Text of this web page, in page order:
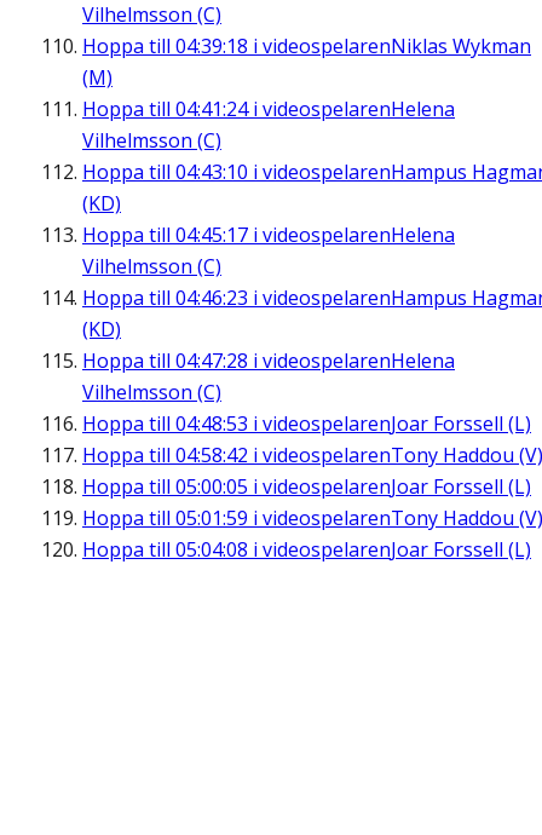
Vilhelmsson (C)
Hoppa till 04:39:18 i videospelarenNiklas Wykman
(M)
Hoppa till 04:41:24i videospelarenHelena
Vilhelmsson (C)
Hoppa till 04:43:10 i videospelarenHampus
(KD)
Hoppa till 04:45:17 i videospelarenHelena
Vilhelmsson (C)
Hoppa till 04:46:23 i videospelarenHampus
(KD)
Hoppa till 04:47:28 i videospelarenHelena
Vilhelmsson (C)
Hoppa till 04:48:53 i videospelarenJoar Forssell (L)
Hoppa till 04:58:42 i videospelarenTony Haddou (V)
Hoppa till 05:00:05 i videospelarenJoar Forssell (L)
Hoppa till 05:01:59 i videospelarenTony Haddou (V)
Hoppa till 05:04:08 i videospelarenJoar Forssell (L)